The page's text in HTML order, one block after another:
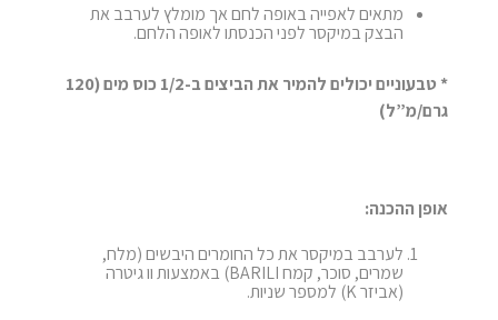
מתאים לאפייה באופה לחם אך מומלץ לערבב את
הבצק במיקסר לפני הכנסתו לאופה הלחם.
* טבעוניים יכולים להמיר את הביצים ב-1/2 כוס מים (120
גרם/מ”ל)
אופן ההכנה:
לערבב במיקסר את כל החומרים היבשים (מלח,
שמרים, סוכר, קמח BARILI) באמצעות וו גיטרה
(אביזר K) למספר שניות.